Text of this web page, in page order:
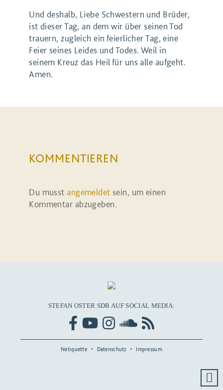
Und deshalb, Liebe Schwestern und Brüder,
ist dieser Tag, an dem wir über seinen Tod
trauern, zugleich ein feierlicher Tag, eine
Feier seines Leides und Todes. Weil in
seinem Kreuz das Heil für uns alle aufgeht.
Amen.
KOMMENTIEREN
Du musstangemeldet sein, um einen
Kommentar abzugeben.
STEFAN OSTER SDB AUF SOCIAL MEDIA:
Netiquette Datenschutz Impressum